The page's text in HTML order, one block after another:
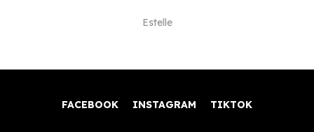
Estelle
FACEBOOK INSTAGRAM TIKTOK